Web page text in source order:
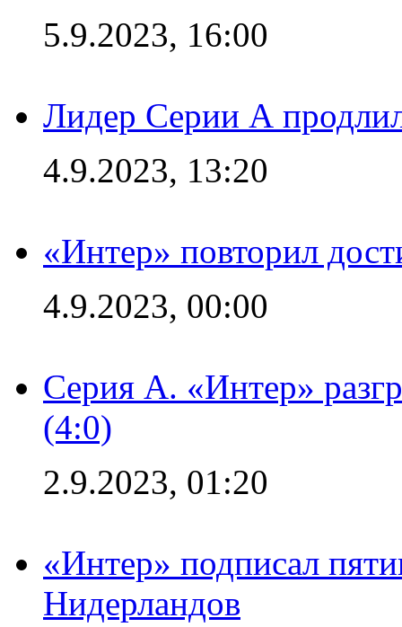
5.9.2023, 16:00
Лидер Серии А
4.9.2023, 13:20
«Интер» повторил
4.9.2023, 00:00
Серия А. «Интер»
(4:0)
2.9.2023, 01:20
«Интер» подписал
Нидерландов